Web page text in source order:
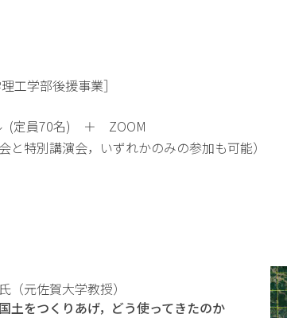
工学部後援事業］
(定員70名) ＋ ZOOM
特別講演会，いずれかのみの参加も可能）
元佐賀大学教授）
土をつくりあげ，どう使ってきたのか